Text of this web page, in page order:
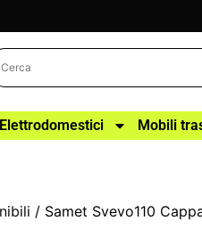
Elettrodomestici Mobili
/ Samet Svevo110